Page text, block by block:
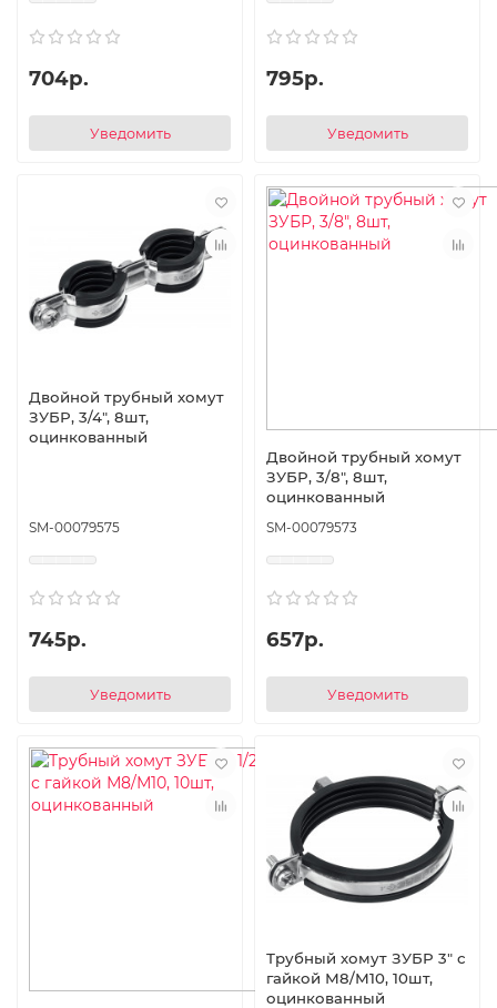
704р.
Уведомить
795р.
Уведомить
Двойной трубный хомут
ЗУБР, 3/4″, 8шт,
оцинкованный
SM-00079575
745р.
Уведомить
Двойной трубный хомут
ЗУБР, 3/8″, 8шт,
оцинкованный
SM-00079573
657р.
Уведомить
Трубный хомут ЗУБР 3″ с
гайкой М8/М10, 10шт,
оцинкованный